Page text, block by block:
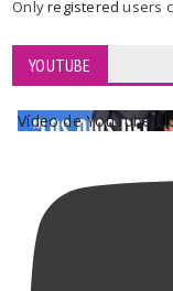
Onlyregisteredusers
YOUTUBE
Vídeo de YouTube